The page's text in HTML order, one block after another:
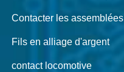
Contacter les assemblées
Fils en alliage d'argent
contact locomotive